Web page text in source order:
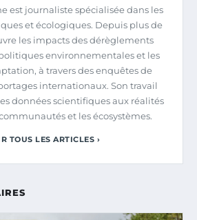
est journaliste spécialisée dans les
et écologiques. Depuis plus de
les impacts des dérèglements
environnementales et les
à travers des enquêtes de
internationaux. Son travail
données scientifiques aux réalités
et les écosystèmes.
TOUS LES ARTICLES ›